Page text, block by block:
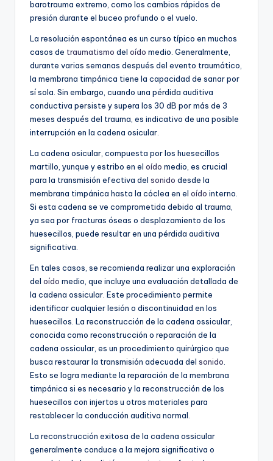
barotrauma extremo, como los cambios rápidos de
presión durante el buceo profundo o el vuelo.
La resolución espontánea es un curso típico en muchos
casos de traumatismo del oído medio. Generalmente,
durante varias semanas después del evento traumático,
la membrana timpánica tiene la capacidad de sanar por
sí sola. Sin embargo, cuando una pérdida auditiva
conductiva persiste y supera los 30 dB por más de 3
meses después del trauma, es indicativo de una posible
interrupción en la cadena osicular.
La cadena osicular, compuesta por los huesecillos
martillo, yunque y estribo en el oído medio, es crucial
para la transmisión efectiva del sonido desde la
membrana timpánica hasta la cóclea en el oído interno.
Si esta cadena se ve comprometida debido al trauma,
ya sea por fracturas óseas o desplazamiento de los
huesecillos, puede resultar en una pérdida auditiva
significativa.
En tales casos, se recomienda realizar una exploración
del oído medio, que incluye una evaluación detallada de
la cadena ossicular. Este procedimiento permite
identificar cualquier lesión o discontinuidad en los
huesecillos. La reconstrucción de la cadena ossicular,
conocida como reconstrucción o reparación de la
cadena ossicular, es un procedimiento quirúrgico que
busca restaurar la transmisión adecuada del sonido
Esto se logra mediante la reparación de la membrana
timpánica si es necesario y la reconstrucción de los
huesecillos con injertos u otros materiales para
restablecer la conducción auditiva normal.
La reconstrucción exitosa de la cadena ossicular
generalmente conduce a la mejora significativa o